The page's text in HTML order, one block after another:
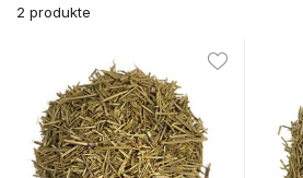
2 produkte